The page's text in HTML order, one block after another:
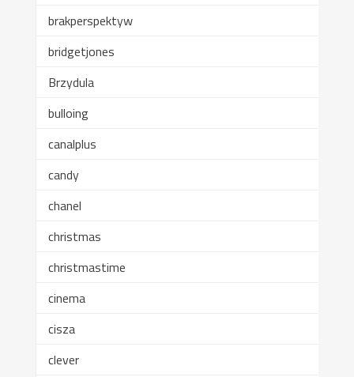
brakperspektyw
bridgetjones
Brzydula
bulloing
canalplus
candy
chanel
christmas
christmastime
cinema
cisza
clever